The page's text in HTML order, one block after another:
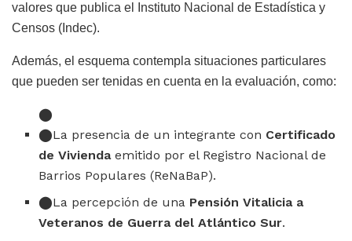
valores que publica el Instituto Nacional de Estadística y
Censos (Indec).
Además, el esquema contempla situaciones particulares
que pueden ser tenidas en cuenta en la evaluación, como:
La presencia de un integrante con Certificado
de Viviendaemitido por el Registro Nacional de
Barrios Populares (ReNaBaP).
La percepción de una Pensión Vitalicia a
Veteranos de Guerra del Atlántico Sur.